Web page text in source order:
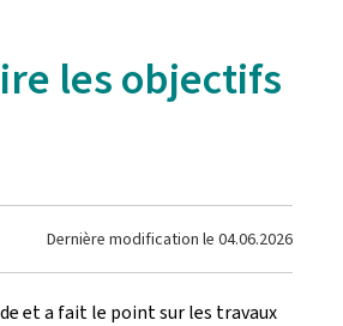
les objectifs
Dernière modification le 04.06.2026
et a fait le point sur les travaux